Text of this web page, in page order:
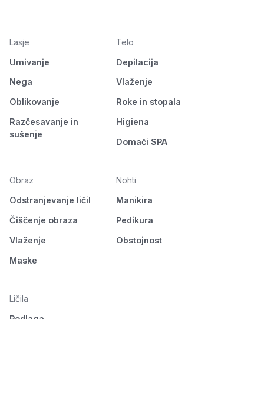
Lasje
Umivanje
Nega
Oblikovanje
Razčesavanje in
sušenje
Telo
Depilacija
Vlaženje
Roke in stopala
Higiena
Domači SPA
Obraz
Odstranjevanje ličil
Čiščenje obraza
Vlaženje
Maske
Nohti
Manikira
Pedikura
Obstojnost
Ličila
Podlaga